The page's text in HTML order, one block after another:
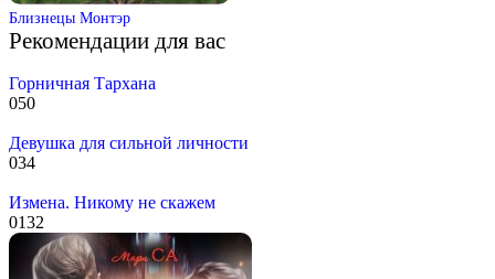
Близнецы Монтэр
Рекомендации для вас
Горничная Тархана
050
Девушка для сильной личности
034
Измена. Никому не скажем
0132